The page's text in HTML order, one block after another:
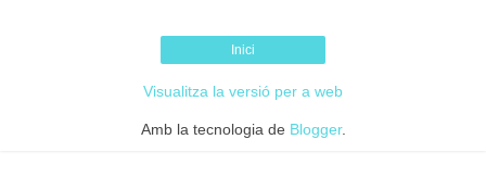
Inici
Visualitza la versió per a web
Amb la tecnologia de Blogger.